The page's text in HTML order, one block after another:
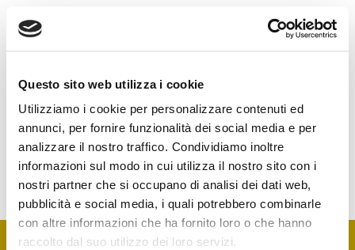
Questo sito web utilizza i cookie
Utilizziamo i cookie per personalizzare contenuti ed
annunci, per fornire funzionalità dei social media e per
analizzare il nostro traffico. Condividiamo inoltre
informazioni sul modo in cui utilizza il nostro sito con i
nostri partner che si occupano di analisi dei dati web,
pubblicità e social media, i quali potrebbero combinarle
con altre informazioni che ha fornito loro o che hanno
raccolto dal suo utilizzo dei loro servizi.
Nothing Found
It seems we can’t find what you’re looking for. Perhaps
searching can help.